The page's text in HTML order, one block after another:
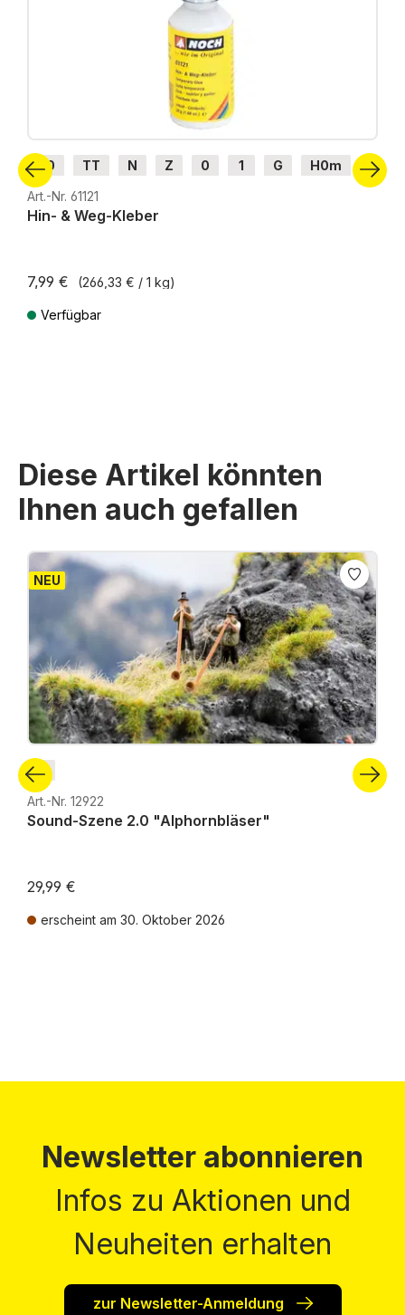
H0 TT N Z 0 1 G
H0m
H0e
Art.-Nr. 61121
Hin- & Weg-Kleber
7,99 € (266,33 € / 1 kg)
Verfügbar
Diese Artikel könnten
Ihnen auch gefallen
Produktgalerie überspringen
NEU
N
Art.-Nr. 12922
Sound-Szene 2.0 "Alphornbläser"
29,99 €
erscheint am 30. Oktober 2026
Newsletter abonnieren
Infos zu Aktionen und
Neuheiten erhalten
zur Newsletter-Anmeldung